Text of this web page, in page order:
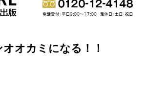
オカミになる！！